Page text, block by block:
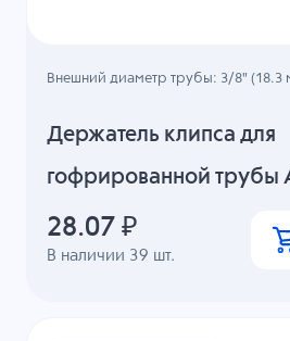
Держатель клипса для
гофрированной трубы
В наличии 39 шт.
Внешний диаметр трубы: 3/8" (18.3
28.07 ₽